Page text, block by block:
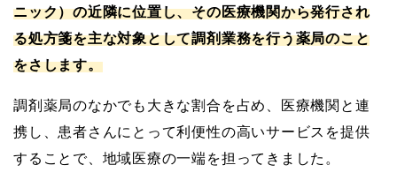
ニック）の近隣に位置し、その医療機関から発行され
る処方箋を主な対象として調剤業務を行う薬局のこと
をさします。
調剤薬局のなかでも大きな割合を占め、医療機関と連
携し、患者さんにとって利便性の高いサービスを提供
することで、地域医療の一端を担ってきました。